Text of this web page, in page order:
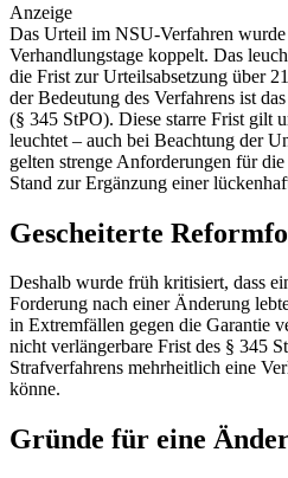
Anzeige
Das Urteil im NSU-Verfahren
Verhandlungstage koppelt. Das
die Frist zur Urteilsabsetzung über
der Bedeutung des Verfahrens ist
(§ 345 StPO). Diese starre Frist gilt
leuchtet – auch bei Beachtung der
gelten strenge Anforderungen für
Stand zur Ergänzung einer
Gescheiterte
Deshalb wurde früh kritisiert, dass
Forderung nach einer Änderung
in Extremfällen gegen die Garantie
nicht verlängerbare Frist des § 345
Strafverfahrens mehrheitlich eine
könne.
Gründe für eine